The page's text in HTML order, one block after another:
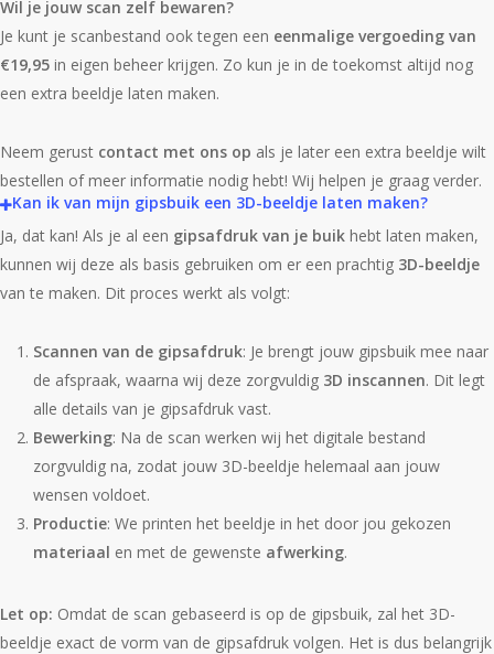
Wil je jouw scan zelf bewaren?
Je kunt je scanbestand ook tegen een eenmalige vergoeding van
€19,95 in eigen beheer krijgen. Zo kun je in de toekomst altijd nog
een extra beeldje laten maken.
Neem gerust contact met ons op als je later een extra beeldje wilt
bestellen of meer informatie nodig hebt! Wij helpen je graag verder.
Kan ik van mijn gipsbuik een 3D-beeldje laten maken?
Ja, dat kan! Als je al een gipsafdruk van je buik hebt laten maken,
kunnen wij deze als basis gebruiken om er een prachtig 3D-beeldje
van te maken. Dit proces werkt als volgt:
Scannen van de gipsafdruk: Je brengt jouw gipsbuik mee naar
de afspraak, waarna wij deze zorgvuldig 3D inscannen. Dit legt
alle details van je gipsafdruk vast.
Bewerking: Na de scan werken wij het digitale bestand
zorgvuldig na, zodat jouw 3D-beeldje helemaal aan jouw
wensen voldoet.
Productie: We printen het beeldje in het door jou gekozen
materiaal en met de gewenste afwerking.
Let op: Omdat de scan gebaseerd is op de gipsbuik, zal het 3D-
beeldje exact de vorm van de gipsafdruk volgen. Het is dus belangrijk